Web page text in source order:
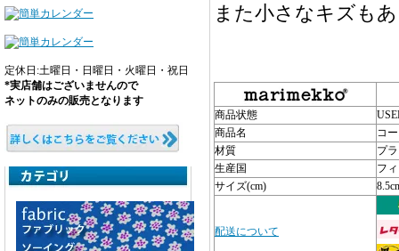
定休日:土曜日・日曜日・火曜日・祝日
*実店舗はございませんので
ネットのみの販売となります
また小さなキズも
商品状態
商品名
コ
材質
プ
生産国
フ
サイズ(cm)
配送について